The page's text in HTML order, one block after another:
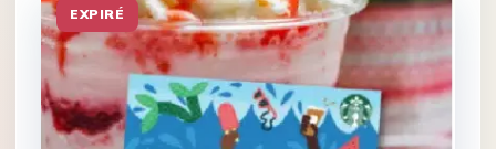
EXPIRÉ